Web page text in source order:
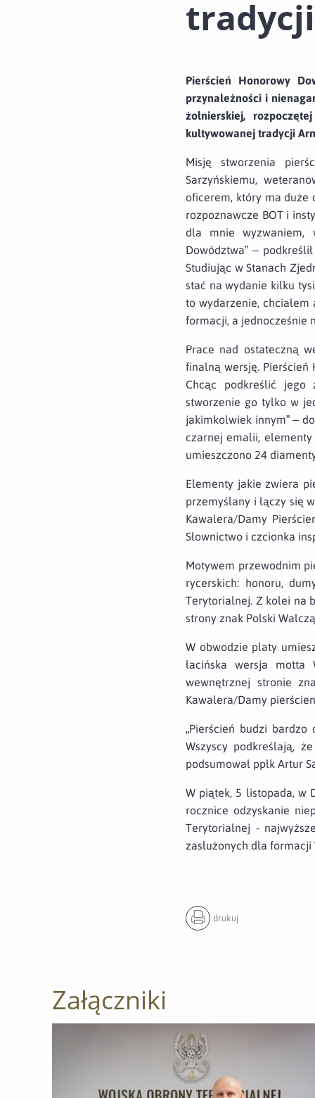
Pierścień Honorowy
przynależności i
żołnierskiej,
kultywowanej tradycji
Misję stworzenia
Sarzyńskiemu,
oficerem, który ma duże
rozpoznawcze BOT i
dla mnie wyzwaniem,
Dowództwa” –
Studiując w Stanach
stać na wydanie kilku
to wydarzenie, chciałem
formacji, a jednocześnie
Prace nad ostateczną
finalną wersję. Pierścień
Chcąc podkreślić jego
stworzenie go tylko w
jakimkolwiek innym” –
czarnej emalii, elementy
umieszczono 24
Elementy jakie zwiera
przemyślany i łączy się
Kawalera/Damy
Słownictwo i czcionka
Motywem przewodnim
rycerskich: honoru,
Terytorialnej. Z kolei na
strony znak Polski
W obwodzie platy
łacińska wersja motta
wewnętrznej stronie
Kawalera/Damy
„Pierścień budzi bardzo
Wszyscy podkreślają,
podsumował ppłk Artur
W piątek, 5 listopada, w
rocznice odzyskanie
Terytorialnej -
zasłużonych dla formacji
drukuj
Załączniki
Otwórz załącznik ppłk Artur Sarzyński - twórca